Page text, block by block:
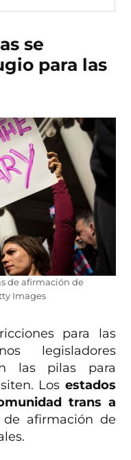
se
para las
de afirmación de
Images
para las
legisladores
las pilas para
Los estados
trans a
de afirmación de